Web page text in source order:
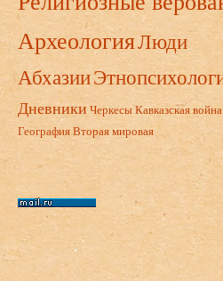
АрхеологияЛюди
Абхазии
Дневники ЧеркесыКавказская война
ГеографияВторая мировая